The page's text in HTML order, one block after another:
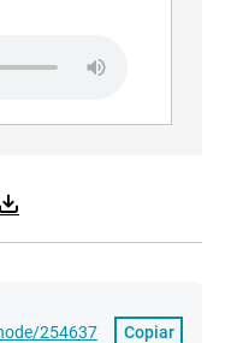
254637
Copiar